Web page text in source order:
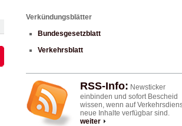
Verkündungsblätter
Bundesgesetzblatt
Verkehrsblatt
RSS-Info: Newsticker
einbinden und sofort Bescheid
wissen, wenn auf
neue Inhalte verfügbar sind.
weiter